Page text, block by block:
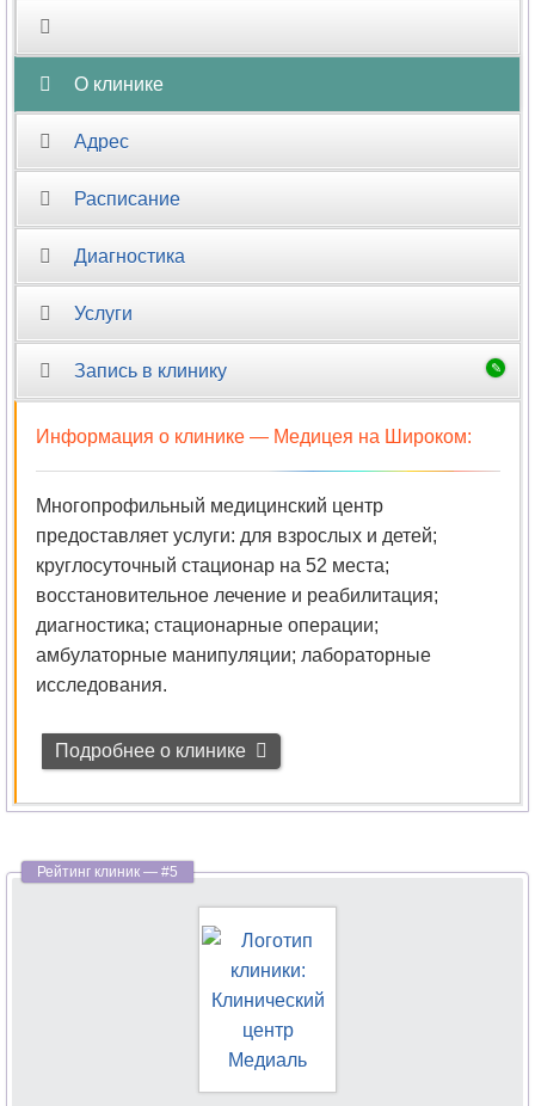
Травматология
Травматология-
ортопедия
Трихология
Урология
Урология-
андрология
Флебология
Фониатрия
Фтизиатрия
Функциональная
диагностика
Хирургия
О клинике
Адрес
Расписание
Диагностика
Услуги
Запись в клинику
Информация о клинике — Медицея на Широком:
Многопрофильный медицинский центр
предоставляет услуги: для взрослых и детей;
круглосуточный стационар на 52 места;
восстановительное лечение и реабилитация;
диагностика; стационарные операции;
амбулаторные манипуляции; лабораторные
исследования.
Подробнее о клинике